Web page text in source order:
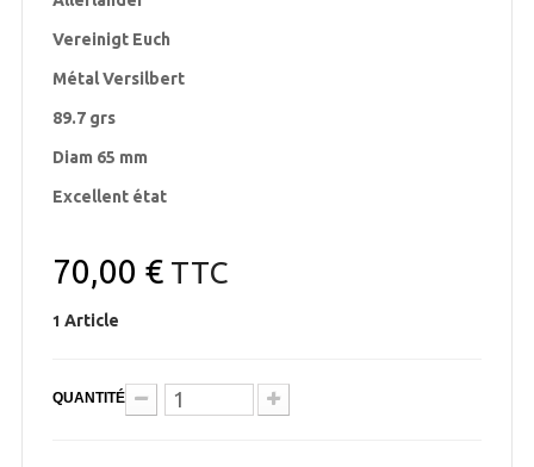
Vereinigt Euch
Métal Versilbert
89.7 grs
Diam 65 mm
Excellent état
70,00 €TTC
1 Article
QUANTITÉ